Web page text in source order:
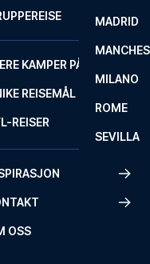
MADRID
MILANO
ROME
SEVILLA
KAMPER PÅ ÉN REISE
REISEMÅL
REISER
OSS